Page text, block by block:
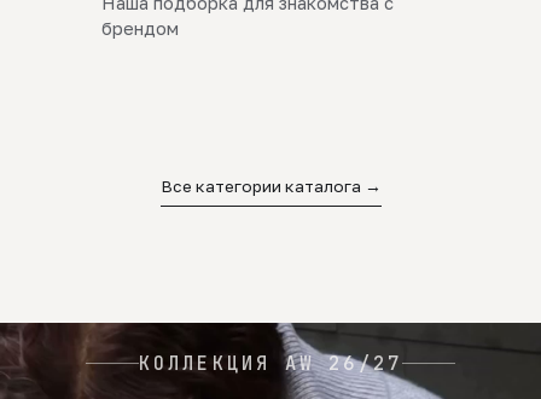
брендом
Новинки
SALE
Все категории каталога →
КОЛЛЕКЦИЯ AW 26/27